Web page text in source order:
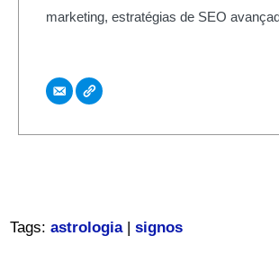
marketing, estratégias de SEO
Tags: astrologia| signos